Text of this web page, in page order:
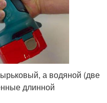
а водяной (две
длинной